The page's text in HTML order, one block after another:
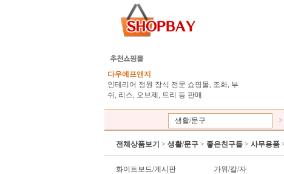
다우에프앤지
인테리어 정원 장식 전문 쇼핑몰, 조화, 부
쉬, 리스, 오브제, 트리 등 판매.
생활/문구 >
전체상품보기 > 생활/문구 > 좋은친구들 > 사무용품
화이트보드/게시판 가위/칼/자